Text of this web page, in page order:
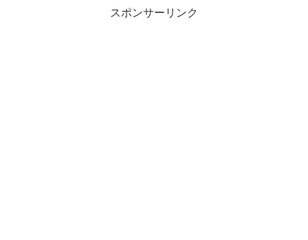
スポンサーリンク